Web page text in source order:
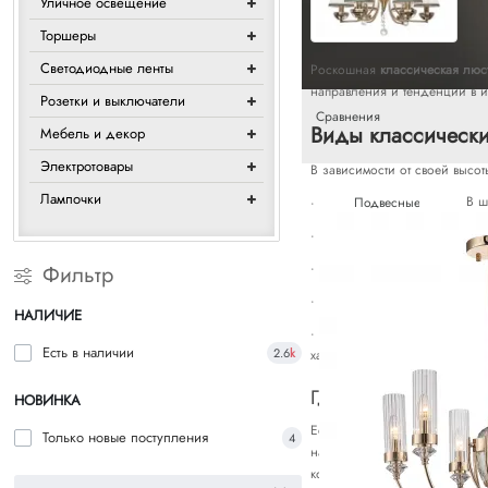
Торшеры
Светодиодные ленты
Розетки и выключатели
Мебель и декор
Электротовары
Лампочки
Фильтр
НАЛИЧИЕ
Есть в наличии
2.6k
НОВИНКА
Только новые поступления
4
Роскошная классическая
направления и тенденции в
Виды
В зависимости от своей
· Подвесные люстры.
· Потолочные. Данный вид
·
Хрустальные люстры.
· Классические люстры с
·
характеризуются низким
Где можно купить
Если вы в поиске достойной
нас несколько магазинов с
короткие сроки. Поставки в
Сравнения
В